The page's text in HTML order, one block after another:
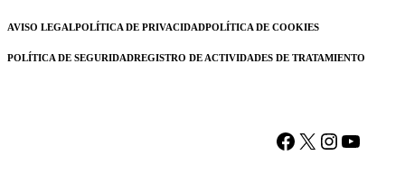
AVISO LEGALPOLÍTICA DE PRIVACIDADPOLÍTICA DE COOKIES
POLÍTICA DE SEGURIDADREGISTRO DE ACTIVIDADES DE TRATAMIENTO
Facebook
X Instagram